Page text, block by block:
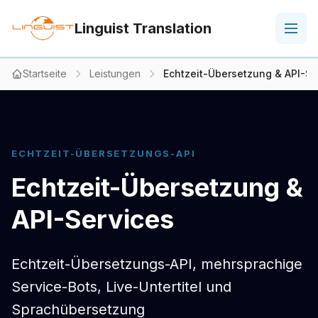
Linguist Translation
Startseite Leistungen Echtzeit-Übersetzung & API-
ECHTZEIT-ÜBERSETZUNGS-API
Echtzeit-Übersetzung &
API-Services
Echtzeit-Übersetzungs-API, mehrsprachige
Service-Bots, Live-Untertitel und
Sprachübersetzung